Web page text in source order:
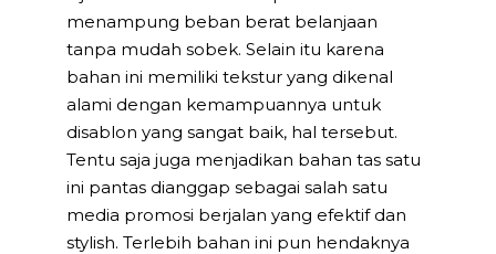
menampung beban berat belanjaan
tanpa mudah sobek. Selain itu karena
bahan ini memiliki tekstur yang dikenal
alami dengan kemampuannya untuk
disablon yang sangat baik, hal tersebut.
Tentu saja juga menjadikan bahan tas satu
ini pantas dianggap sebagai salah satu
media promosi berjalan yang efektif dan
stylish. Terlebih bahan ini pun hendaknya